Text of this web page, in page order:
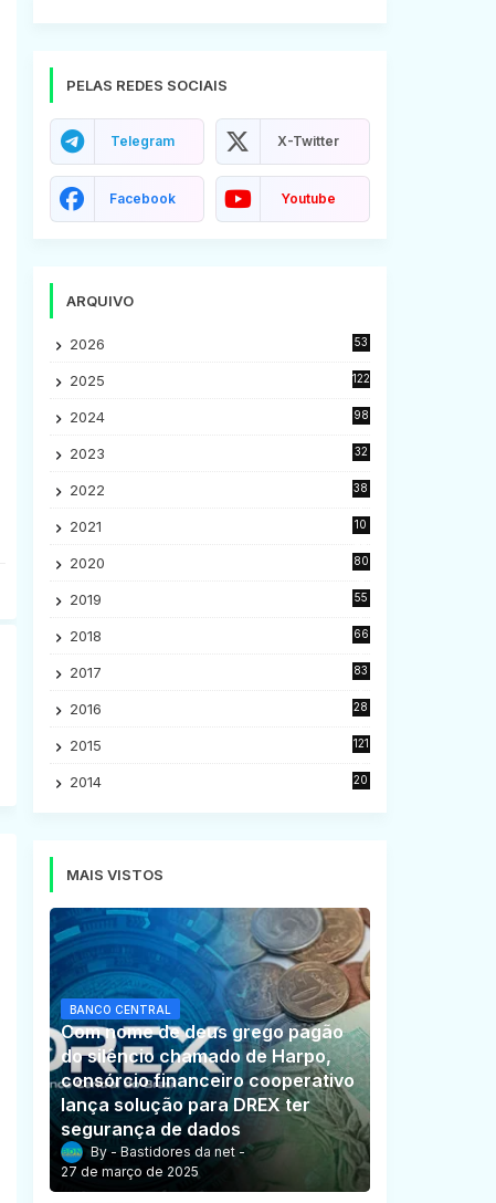
PELAS REDES SOCIAIS
Telegram X-Twitter
Facebook Youtube
ARQUIVO
2026 53
2025 122
2024 98
2023
32
2022
38
2021
10
2020
80
2019
55
2018
66
2017
83
2016
28
2015
121
2014
20
MAIS VISTOS
BANCO CENTRAL
Com nome de deus grego pagão
do silêncio chamado de Harpo,
consórcio financeiro cooperativo
lança solução para DREX ter
segurança de dados
Bastidores da net
27 de março de 2025